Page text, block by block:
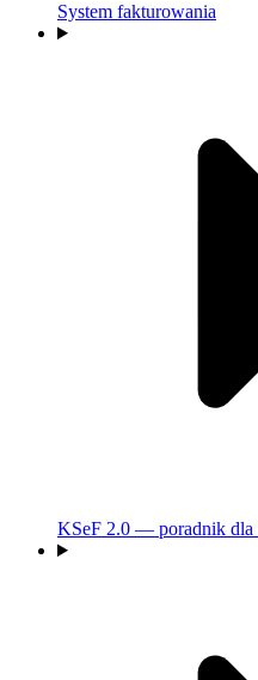
System fakturowania
KSeF 2.0 — poradnik dla